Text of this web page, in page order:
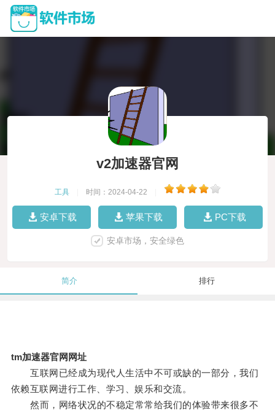
v2加速器官网
工具 时间：2024-04-22
安卓下载 苹果下载 PC下载
安卓市场，安全绿色
简介 排行
tm加速器官网网址
互联网已经成为现代人生活中不可或缺的一部分，我们
依赖互联网进行工作、学习、娱乐和交流。
然而，网络状况的不稳定常常给我们的体验带来很多不